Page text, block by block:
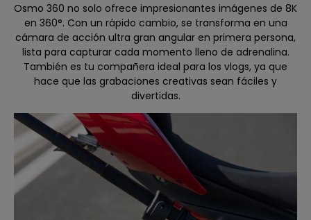
Osmo 360 no solo ofrece impresionantes imágenes de 8K
en 360°. Con un rápido cambio, se transforma en una
cámara de acción ultra gran angular en primera persona,
lista para capturar cada momento lleno de adrenalina.
También es tu compañera ideal para los vlogs, ya que
hace que las grabaciones creativas sean fáciles y
divertidas.